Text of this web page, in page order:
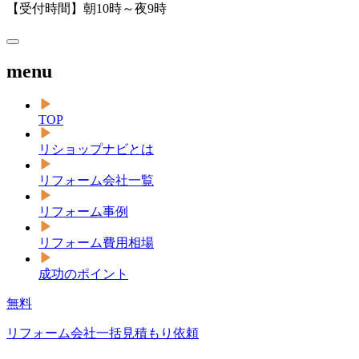
【受付時間】朝10時～夜9時
menu
TOP
リショップナビとは
リフォーム会社一覧
リフォーム事例
リフォーム費用相場
成功のポイント
無料
リフォーム会社一括見積もり依頼